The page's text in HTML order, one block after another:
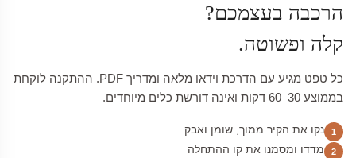
הרכבה בעצמכם?
קלה ופשוטה.
כל טפט מגיע עם הדרכת וידאו מלאה ומדריך PDF. ההתקנה לוקחת
בממוצע 30–60 דקות ואינה דורשת כלים מיוחדים.
1 נקו את הקיר ממוך, שומן ואבק
2 מדדו ומסמנו את קו ההתחלה